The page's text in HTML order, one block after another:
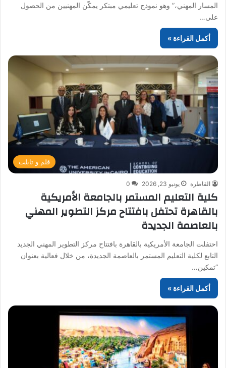
المسار المهني،” وهو نموذج تعليمي مبتكر يمكّن المهنيين من الحصول
على…
أكمل القراءة »
قلم و تابلت
القاطرة يونيو 23, 2026 0
كلية التعليم المستمر بالجامعة الأمريكية
بالقاهرة تحتفل بافتتاح مركز التطوير المهني
بالعاصمة الجديدة
احتفلت الجامعة الأمريكية بالقاهرة بافتتاح مركز التطوير المهني الجديد
التابع لكلية التعليم المستمر بالعاصمة الجديدة، من خلال فعالية بعنوان
“تمكين…
أكمل القراءة »